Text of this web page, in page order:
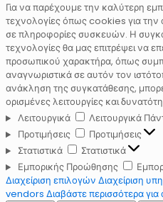
Για να παρέχουμε την καλύτερη
τεχνολογίες όπως cookies για
σε πληροφορίες συσκευών. Η
τεχνολογίες θα μας επιτρέψει να
προσωπικού χαρακτήρα, όπως
αναγνωριστικά σε αυτόν τον
ανάκληση της συγκατάθεσης,
ορισμένες λειτουργίες και
Λειτουργικά
Λειτουργικά
Προτιμήσεις
Προτιμήσεις
Στατιστικά
Στατιστικά
Εμπορικής Προώθησης
Διαχείριση επιλογών Διαχείριση
vendors Διαβάστε περισσότερα